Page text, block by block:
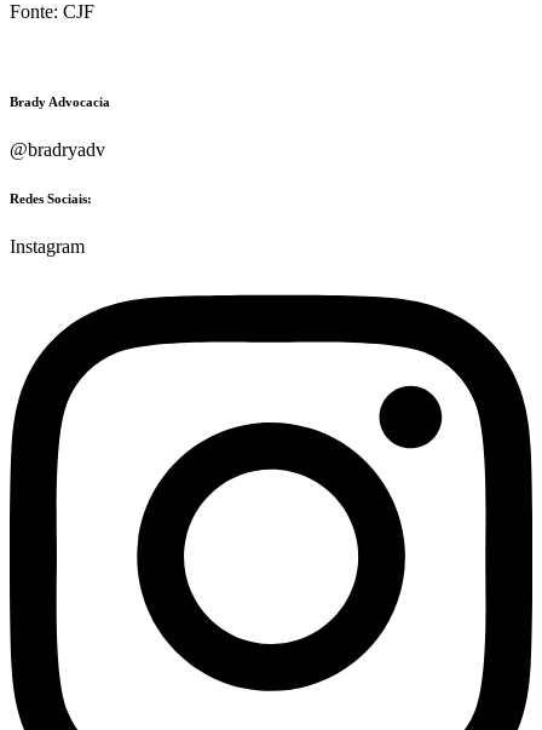
Fonte: CJF
Brady Advocacia
@bradryadv
Redes Sociais:
Instagram